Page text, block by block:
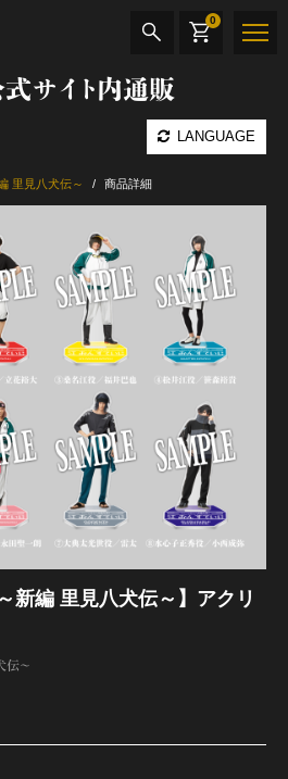
式サイト内通販
LANGUAGE
0
清光 単騎出陣 極
騎出陣 ～夢幻泡影～
かうんとだうんぱーてぃー
里見八犬伝～ 商品詳細
新編 里見八犬伝～】アクリ
伝～